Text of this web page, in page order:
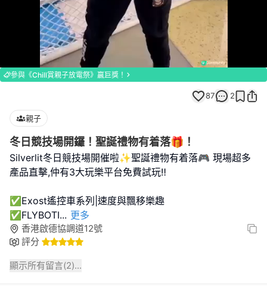
100.00%
參與《Chill賞親子放電祭》贏巨獎！
87 2
親子
冬日競技場開鑼！聖誕禮物有着落🎁！
Silverlit冬日競技場開催啦✨聖誕禮物有着落🎮 現場超多
產品直擊,仲有3大玩樂平台免費試玩‼️
✅Exost遙控車系列|速度與飄移樂趣
✅FLYBOTI... 更多
香港啟德協調道12號
評分
顯示所有留言(2)...